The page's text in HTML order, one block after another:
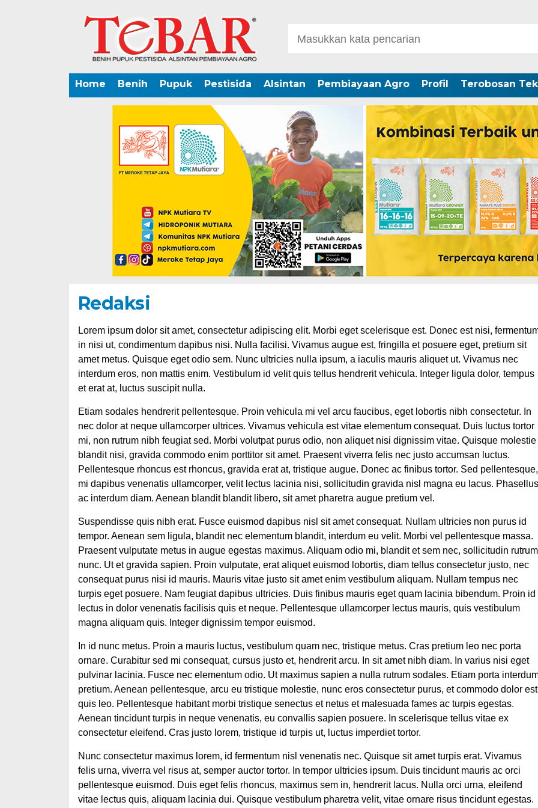
Home Benih Pupuk Pestisida Alsintan Pembiayaan Agro Profil Terobosan
Redaksi
Lorem ipsum dolor sit amet, consectetur adipiscing elit. Morbi eget scelerisque est. Donec est nisi,
in nisi ut, condimentum dapibus nisi. Nulla facilisi. Vivamus augue est, fringilla et posuere eget, pretium sit
amet metus. Quisque eget odio sem. Nunc ultricies nulla ipsum, a iaculis mauris aliquet ut. Vivamus nec
interdum eros, non mattis enim. Vestibulum id velit quis tellus hendrerit vehicula. Integer ligula dolor, tempus
et erat at, luctus suscipit nulla.
Etiam sodales hendrerit pellentesque. Proin vehicula mi vel arcu faucibus, eget lobortis nibh consectetur. In
nec dolor at neque ullamcorper ultrices. Vivamus vehicula est vitae elementum consequat. Duis luctus tortor
mi, non rutrum nibh feugiat sed. Morbi volutpat purus odio, non aliquet nisi dignissim vitae. Quisque molestie
blandit nisi, gravida commodo enim porttitor sit amet. Praesent viverra felis nec justo accumsan luctus.
Pellentesque rhoncus est rhoncus, gravida erat at, tristique augue. Donec ac finibus tortor. Sed pellentesque,
mi dapibus venenatis ullamcorper, velit lectus lacinia nisi, sollicitudin gravida nisl magna eu lacus. Phasellus
ac interdum diam. Aenean blandit blandit libero, sit amet pharetra augue pretium vel.
Suspendisse quis nibh erat. Fusce euismod dapibus nisl sit amet consequat. Nullam ultricies non purus id
tempor. Aenean sem ligula, blandit nec elementum blandit, interdum eu velit. Morbi vel pellentesque massa.
Praesent vulputate metus in augue egestas maximus. Aliquam odio mi, blandit et sem nec, sollicitudin rutrum
nunc. Ut et gravida sapien. Proin vulputate, erat aliquet euismod lobortis, diam tellus consectetur justo, nec
consequat purus nisi id mauris. Mauris vitae justo sit amet enim vestibulum aliquam. Nullam tempus nec
turpis eget posuere. Nam feugiat dapibus ultricies. Duis finibus mauris eget quam lacinia bibendum. Proin id
lectus in dolor venenatis facilisis quis et neque. Pellentesque ullamcorper lectus mauris, quis vestibulum
magna aliquam quis. Integer dignissim tempor euismod.
In id nunc metus. Proin a mauris luctus, vestibulum quam nec, tristique metus. Cras pretium leo nec porta
ornare. Curabitur sed mi consequat, cursus justo et, hendrerit arcu. In sit amet nibh diam. In varius nisi eget
pulvinar lacinia. Fusce nec elementum odio. Ut maximus sapien a nulla rutrum sodales. Etiam porta
pretium. Aenean pellentesque, arcu eu tristique molestie, nunc eros consectetur purus, et commodo dolor est
quis leo. Pellentesque habitant morbi tristique senectus et netus et malesuada fames ac turpis egestas.
Aenean tincidunt turpis in neque venenatis, eu convallis sapien posuere. In scelerisque tellus vitae ex
consectetur eleifend. Cras justo lorem, tristique id turpis ut, luctus imperdiet tortor.
Nunc consectetur maximus lorem, id fermentum nisl venenatis nec. Quisque sit amet turpis erat. Vivamus
felis urna, viverra vel risus at, semper auctor tortor. In tempor ultricies ipsum. Duis tincidunt mauris ac orci
pellentesque euismod. Duis eget felis rhoncus, maximus sem in, hendrerit lacus. Nulla orci urna, eleifend
vitae lectus quis, aliquam lacinia dui. Quisque vestibulum pharetra velit, vitae ornare risus tincidunt egestas.